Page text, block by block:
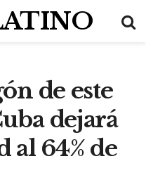
de este
dejará
al 64% de